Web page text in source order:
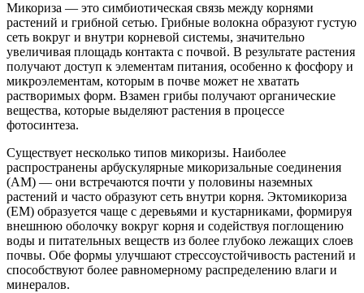
Микориза — это симбиотическая связь между корнями
растений и грибной сетью. Грибные волокна образуют густую
сеть вокруг и внутри корневой системы, значительно
увеличивая площадь контакта с почвой. В результате растения
получают доступ к элементам питания, особенно к фосфору и
микроэлементам, которым в почве может не хватать
растворимых форм. Взамен грибы получают органические
вещества, которые выделяют растения в процессе
фотосинтеза.
Существует несколько типов микоризы. Наиболее
распространены арбускулярные микоризальные соединения
(AM) — они встречаются почти у половины наземных
растений и часто образуют сеть внутри корня. Эктомикориза
(EM) образуется чаще с деревьями и кустарниками, формируя
внешнюю оболочку вокруг корня и содействуя поглощению
воды и питательных веществ из более глубоко лежащих слоев
почвы. Обе формы улучшают стрессоустойчивость растений и
способствуют более равномерному распределению влаги и
минералов.